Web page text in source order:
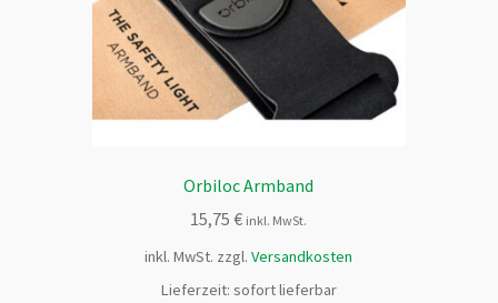
Orbiloc Armband
15,75€ inkl. MwSt.
inkl. MwSt. zzgl.Versandkosten
Lieferzeit: sofort lieferbar